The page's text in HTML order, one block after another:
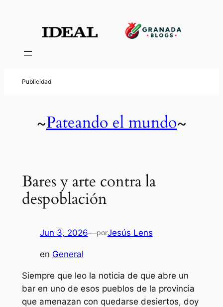
~Pateando el mundo~
Bares y arte contra la
despoblación
Jun 3, 2026—porJesús Lens
en General
Siempre que leo la noticia de que abre un
bar en uno de esos pueblos de la provincia
que amenazan con quedarse desiertos, doy